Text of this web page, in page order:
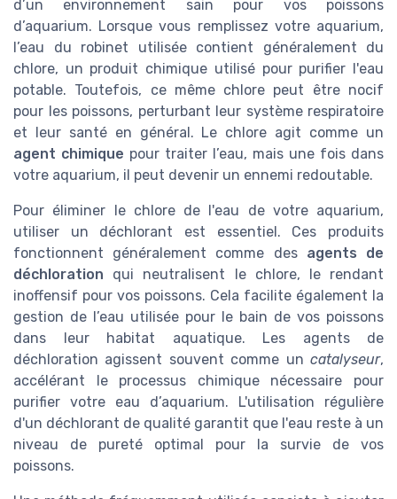
d’un environnement sain pour vos poissons
d’aquarium. Lorsque vous remplissez votre aquarium,
l’eau du robinet utilisée contient généralement du
chlore, un produit chimique utilisé pour purifier l'eau
potable. Toutefois, ce même chlore peut être nocif
pour les poissons, perturbant leur système respiratoire
et leur santé en général. Le chlore agit comme un
agent chimique pour traiter l’eau, mais une fois dans
votre aquarium, il peut devenir un ennemi redoutable.
Pour éliminer le chlore de l'eau de votre aquarium,
utiliser un déchlorant est essentiel. Ces produits
fonctionnent généralement comme des agents de
déchloration qui neutralisent le chlore, le rendant
inoffensif pour vos poissons. Cela facilite également la
gestion de l’eau utilisée pour le bain de vos poissons
dans leur habitat aquatique. Les agents de
déchloration agissent souvent comme un catalyseur,
accélérant le processus chimique nécessaire pour
purifier votre eau d’aquarium. L'utilisation régulière
d'un déchlorant de qualité garantit que l'eau reste à un
niveau de pureté optimal pour la survie de vos
poissons.